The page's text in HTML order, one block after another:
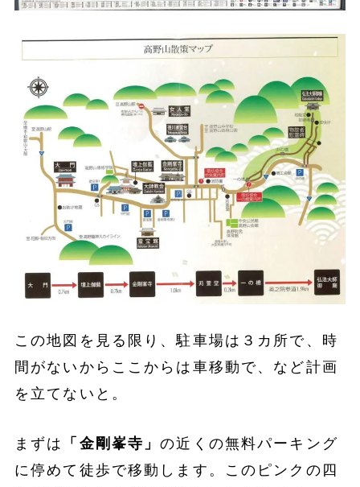
この地図を見る限り、駐車場は３カ所で、時
間がないからここからは車移動で、など計画
を立てないと。
まずは 「金剛峯寺」の近くの無料パーキング
に停めて徒歩で移動します。このピンクの四